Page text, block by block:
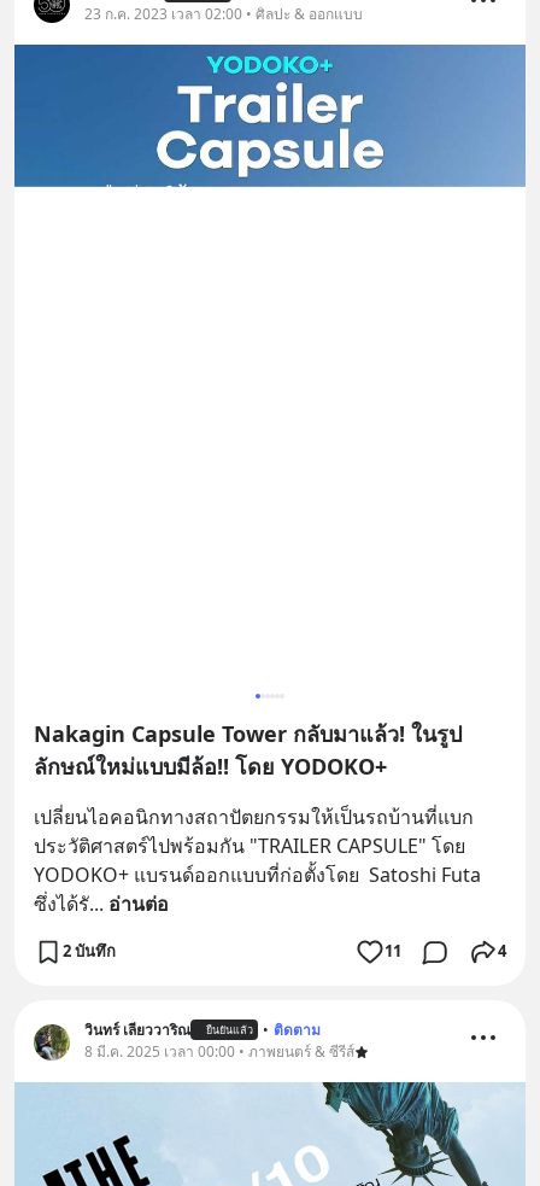
23 ก.ค. 2023 เวลา 02:00 • ศิลปะ & ออกแบบ
Nakagin Capsule Tower กลับมาแล้ว! ในรูป
ลักษณ์ใหม่แบบมีล้อ!! โดย YODOKO+
เปลี่ยนไอคอนิกทางสถาปัตยกรรมให้เป็นรถบ้านที่แบก
ประวัติศาสตร์ไปพร้อมกัน "TRAILER CAPSULE" โดย
YODOKO+ แบรนด์ออกแบบที่ก่อตั้งโดย  Satoshi Futa
ซึ่งได้รั... อ่านต่อ
2 บันทึก 11 4
วินทร์ เลียววาริณ ยืนยันแล้ว • ติดตาม
8 มี.ค. 2025 เวลา 00:00 • ภาพยนตร์ & ซีรีส์